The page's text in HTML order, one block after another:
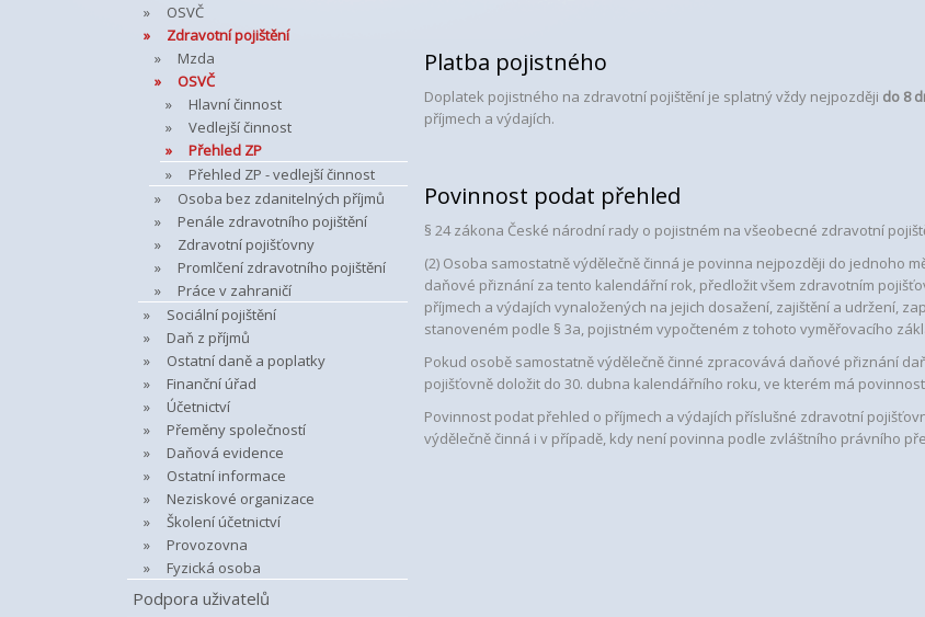
OSVČ
Zdravotní pojištění
Mzda
OSVČ
Hlavní činnost
Vedlejší činnost
Přehled ZP
Přehled ZP - vedlejší činnost
Osoba bez zdanitelných příjmů
Penále zdravotního pojištění
Zdravotní pojišťovny
Promlčení zdravotního pojištění
Práce v zahraničí
Sociální pojištění
Daň z příjmů
Ostatní daně a poplatky
Finanční úřad
Účetnictví
Přeměny společností
Daňová evidence
Ostatní informace
Neziskové organizace
Školení účetnictví
Provozovna
Fyzická osoba
Podpora uživatelů
Platba pojistného
Doplatek pojistného na zdravotní pojištění je splatný vždy nejpozději do 8
příjmech a výdajích.
Povinnost podat přehled
§ 24 zákona České národní rady o pojistném na všeobecné zdravotní
(2) Osoba samostatně výdělečně činná je povinna nejpozději do jednoho
daňové přiznání za tento kalendářní rok, předložit všem zdravotním
příjmech a výdajích vynaložených na jejich dosažení, zajištění a udržení,
stanoveném podle § 3a, pojistném vypočteném z tohoto vyměřovacího
Pokud osobě samostatně výdělečně činné zpracovává daňové přiznání
pojišťovně doložit do 30. dubna kalendářního roku, ve kterém má
Povinnost podat přehled o příjmech a výdajích příslušné zdravotní
výdělečně činná i v případě, kdy není povinna podle zvláštního právního